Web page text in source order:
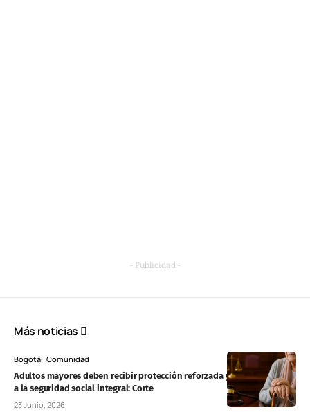
- Publicidad -
Más noticias
Bogotá Comunidad
Adultos mayores deben recibir protección reforzada y acceso efectivo
a la seguridad social integral: Corte
23 Junio, 2026